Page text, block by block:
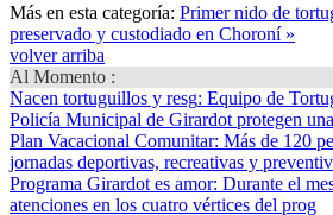
Más en esta categoría: Primer nido de
preservado y custodiado en Choroní »
volver arriba
Al Momento :
Nacen tortuguillos y resg: Equipo de
Policía Municipal de Girardot protegen una
Plan Vacacional Comunitar: Más de 120
jornadas deportivas, recreativas y preventiv
Programa Girardot es amor: Durante el
atenciones en los cuatro vértices del prog